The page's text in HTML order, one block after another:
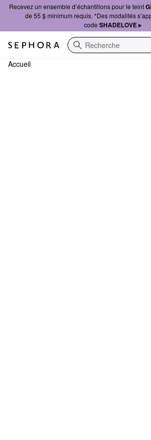
Recevez un ensemble d’échantillons pour le teint
de 55 $ minimum requis. *Des modalités
code SHADELOVE ▸
Recherche
Accueil